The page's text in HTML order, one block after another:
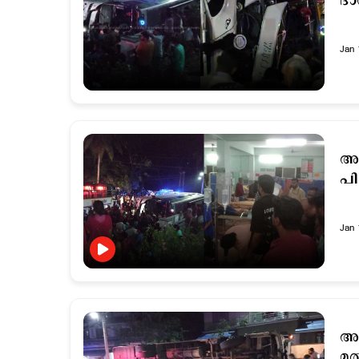
Jan
Jan